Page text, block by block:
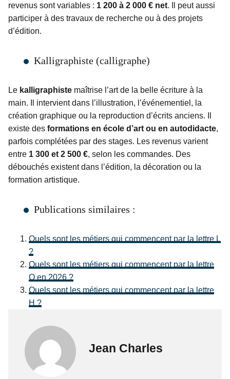
revenus sont variables : 1 200 à 2 000 € net. Il peut aussi
participer à des travaux de recherche ou à des projets
d’édition.
Kalligraphiste (calligraphe)
Le kalligraphiste maîtrise l’art de la belle écriture à la
main. Il intervient dans l’illustration, l’événementiel, la
création graphique ou la reproduction d’écrits anciens. Il
existe des formations en école d’art ou en autodidacte,
parfois complétées par des stages. Les revenus varient
entre 1 300 et 2 500 €, selon les commandes. Des
débouchés existent dans l’édition, la décoration ou la
formation artistique.
Publications similaires :
Quels sont les métiers qui commencent par la lettre L
?
Quels sont les métiers qui commencent par la lettre
Q en 2026 ?
Quels sont les métiers qui commencent par la lettre
H ?
Jean Charles